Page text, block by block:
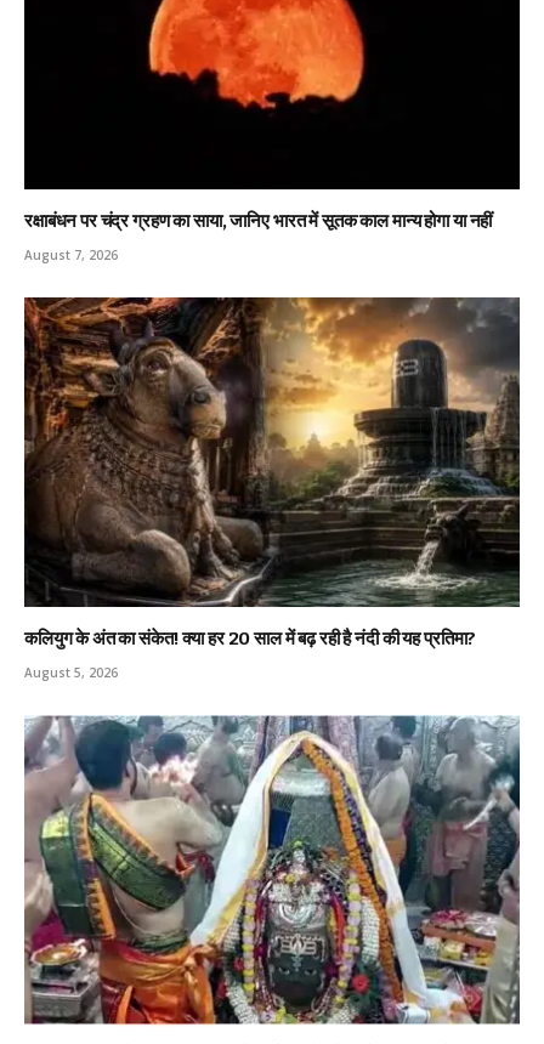
रक्षाबंधन पर चंद्र ग्रहण का साया, जानिए भारत में सूतक काल मान्य होगा या नहीं
August 7, 2026
कलियुग के अंत का संकेत! क्या हर 20 साल में बढ़ रही है नंदी की यह प्रतिमा?
August 5, 2026